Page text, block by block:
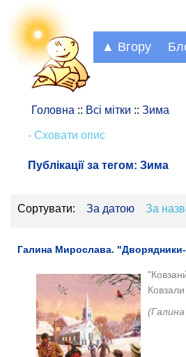
▲ Вгору
Головна :: Всі мітки :: Зима
- Сховати опис
Публікації за тегом: Зима
Сортувати: За датою За
Галина Мирослава. "Дворядники-